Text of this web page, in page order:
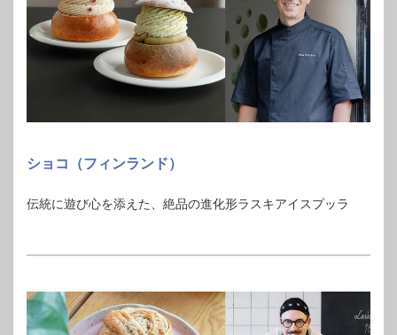
ショコ（フィンランド）
伝統に遊び心を添えた、絶品の進化形ラスキアイスプッラ